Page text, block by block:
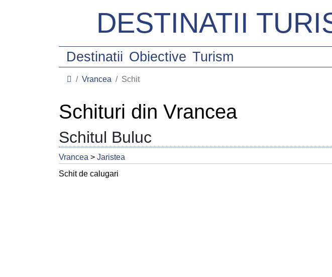
DESTINATII
Destinatii Obiective Turism
Vrancea Schit
Schituri din Vrancea
Schitul Buluc
Vrancea > Jaristea
Schit de calugari